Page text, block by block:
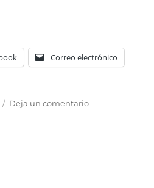
Correo electrónico
Deja un comentario